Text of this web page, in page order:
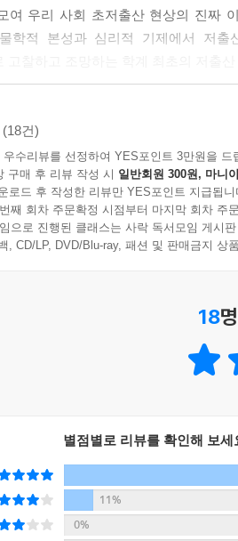
여 우리 사회 초저출산 현상의 진짜
학적 본성과 심리적 기제에서 저
존을 위한 합리적 선택인가?
의 모색│장대익
감소시키는 경쟁에 대한 심리적 밀도
의 진화적 목표는 생존과 재생산(번
응해 적응하는 인간의 합리적 선택
서식지가 파괴되거나 성별로 격리해
불임이 될 수 있다. 인간 사회에서도
취로 인한 대사성 변화(비만)는 난임
(18건)
우수리뷰를 선정하여 YES포인트 3만원을 드
구매 후 리뷰 작성 시 일반회원 300원, 마니
로드 후 작성한 리뷰만 YES포인트 지급됩니
째 회차 주문확정 시점부터 마지막 회차 주
으로 진행된 클래스는 사락 독서모임 게시
, CD/LP, DVD/Blu-ray, 패션 및 판매금지 상
18
별점별로 리뷰를 확인해 보세
11%
0%